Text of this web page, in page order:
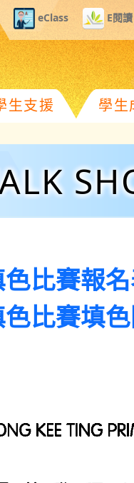
eClass E閱讀
生支援 學生
比賽報
比賽填